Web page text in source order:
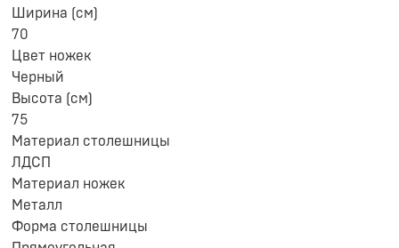
Ширина (см)
70
Цвет ножек
Черный
Высота (см)
75
Материал столешницы
ЛДСП
Материал ножек
Металл
Форма столешницы